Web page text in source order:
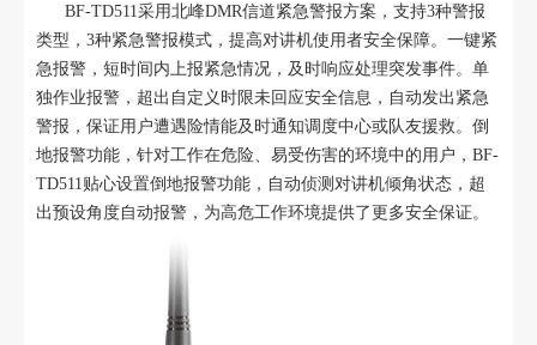
BF-TD511采用北峰DMR信道紧急警报方案，支持3种警报
类型，3种紧急警报模式，提高对讲机使用者安全保障。一键紧
急报警，短时间内上报紧急情况，及时响应处理突发事件。单
独作业报警，超出自定义时限未回应安全信息，自动发出紧急
警报，保证用户遭遇险情能及时通知调度中心或队友援救。倒
地报警功能，针对工作在危险、易受伤害的环境中的用户，BF-
TD511贴心设置倒地报警功能，自动侦测对讲机倾角状态，超
出预设角度自动报警，为高危工作环境提供了更多安全保证。